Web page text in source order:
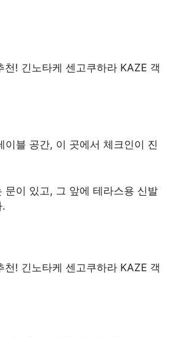
이블 공간, 이 곳에서 체크인이 진
문이 있고, 그 앞에 테라스용 신발
.